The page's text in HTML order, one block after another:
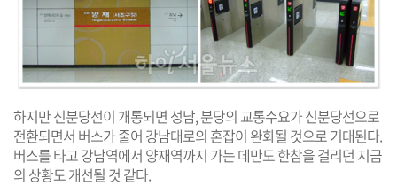
하지만 신분당선이 개통되면 성남, 분당의 교통수요가 신분당선으로
전환되면서 버스가 줄어 강남대로의 혼잡이 완화될 것으로 기대된다.
버스를 타고 강남역에서 양재역까지 가는 데만도 한참을 걸리던 지금
의 상황도 개선될 것 같다.